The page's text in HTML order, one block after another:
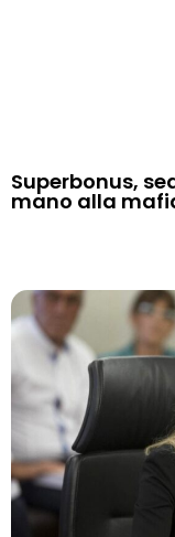
Superbonus,
mano alla